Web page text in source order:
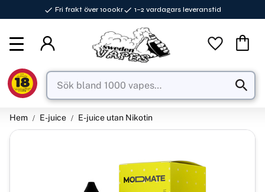
Fri frakt över 1000kr 1–2 vardagars leveranstid
Favoriter
Hem E-juice E-juice utan Nikotin